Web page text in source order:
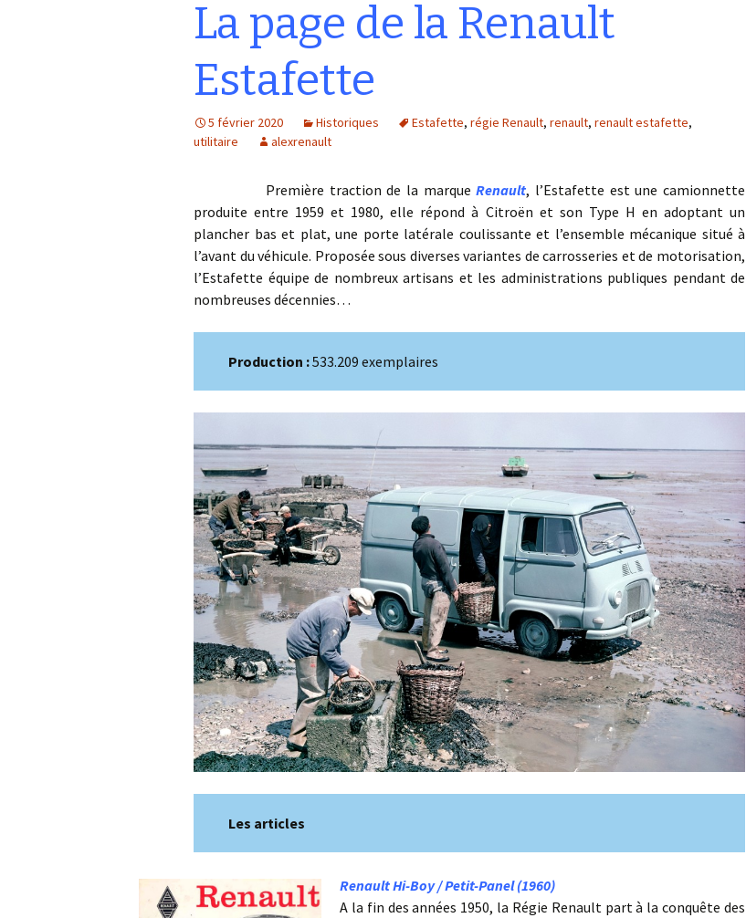
La page de la Renault
Estafette
5 février 2020 Historiques Estafette, régie Renault, renault, renault estafette,
utilitaire
alexrenault
Première traction de la marqueRenault, l’Estafette est une camionnette
produite entre 1959 et 1980, elle répond à Citroën et son Type H en adoptant un
plancher bas et plat, une porte latérale coulissante et l’ensemble mécanique situé à
l’avant du véhicule. Proposée sous diverses variantes de carrosseries et de motorisation,
l’Estafette équipe de nombreux artisans et les administrations publiques pendant de
nombreuses décennies…
Production :533.209 exemplaires
Les articles
Renault Hi-Boy / Petit-Panel (1960)
A la fin des années 1950, la Régie Renault part à la conquête des